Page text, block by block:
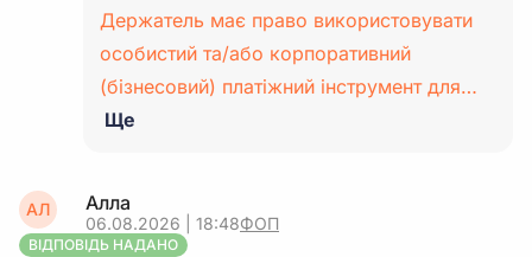
Держатель має право використовувати
особистий та/або корпоративний
(бізнесовий) платіжний інструмент для…
Ще
АЛ Алла
06.08.2026 | 18:48ФОП
ВІДПОВІДЬ НАДАНО